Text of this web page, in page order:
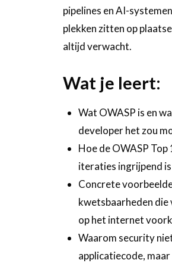
pipelines en AI-
plekken zitten op
altijd verwacht.
Wat je leert:
Wat OWASP is en
developer het zou
Hoe de OWASP Top
iteraties ingrijpend
Concrete
kwetsbaarheden die
op het internet
Waarom security
applicatiecode,